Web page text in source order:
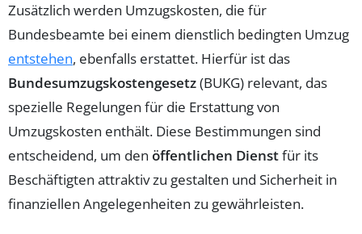
Zusätzlich werden Umzugskosten, die für
Bundesbeamte bei einem dienstlich bedingten Umzug
entstehen, ebenfalls erstattet. Hierfür ist das
Bundesumzugskostengesetz(BUKG) relevant, das
spezielle Regelungen für die Erstattung von
Umzugskosten enthält. Diese Bestimmungen sind
entscheidend, um den öffentlichen Dienstfür its
Beschäftigten attraktiv zu gestalten und Sicherheit in
finanziellen Angelegenheiten zu gewährleisten.